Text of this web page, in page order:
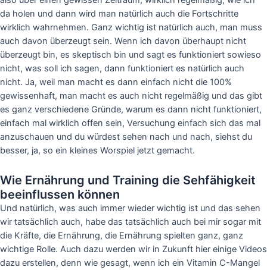
da holen und dann wird man natürlich auch die Fortschritte
wirklich wahrnehmen. Ganz wichtig ist natürlich auch, man muss
auch davon überzeugt sein. Wenn ich davon überhaupt nicht
überzeugt bin, es skeptisch bin und sagt es funktioniert sowieso
nicht, was soll ich sagen, dann funktioniert es natürlich auch
nicht. Ja, weil man macht es dann einfach nicht die 100%
gewissenhaft, man macht es auch nicht regelmäßig und das gibt
es ganz verschiedene Gründe, warum es dann nicht funktioniert,
einfach mal wirklich offen sein, Versuchung einfach sich das mal
anzuschauen und du würdest sehen nach und nach, siehst du
besser, ja, so ein kleines Worspiel jetzt gemacht.
Wie Ernährung und Training die Sehfähigkeit
beeinflussen können
Und natürlich, was auch immer wieder wichtig ist und das sehen
wir tatsächlich auch, habe das tatsächlich auch bei mir sogar mit
die Kräfte, die Ernährung, die Ernährung spielten ganz, ganz
wichtige Rolle. Auch dazu werden wir in Zukunft hier einige Videos
dazu erstellen, denn wie gesagt, wenn ich ein Vitamin C-Mangel